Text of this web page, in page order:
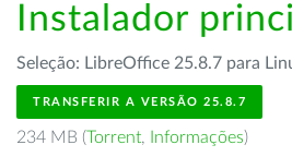
Instalador
Seleção: LibreOffice 25.8.7 para
TRANSFERIR A VERSÃO 25.8.7
234 MB (Torrent, Informações)